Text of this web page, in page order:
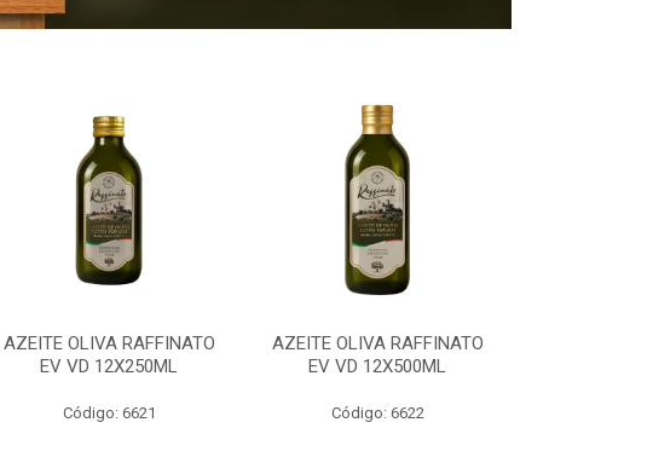
AZEITE OLIVA RAFFINATO
EV VD 12X250ML
Código: 6621
AZEITE OLIVA RAFFINATO
EV VD 12X500ML
Código: 6622